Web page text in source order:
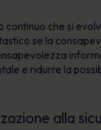
che si
se la
e ridurre la
alla